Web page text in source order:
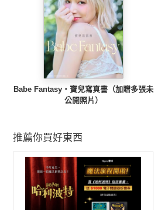
Babe Fantasy‧寶兒寫真書（加贈多張未
公開照片）
推薦你買好東西